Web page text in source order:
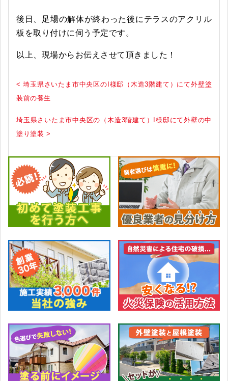
後日、足場の解体が終わった後にテラスのアクリル
板を取り付けに伺う予定です。
以上、現場からお伝えさせて頂きました！
< 埼玉県さいたま市中央区のI様邸（木造3階建て）にて外壁塗
装前の養生
埼玉県さいたま市中央区の（木造3階建て）I様邸にて外壁の中
塗り塗装 >